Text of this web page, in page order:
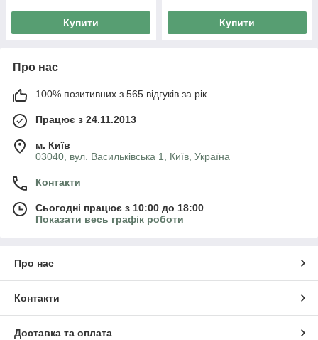
Купити Купити
Про нас
100% позитивних з 565 відгуків за рік
Працює з 24.11.2013
м. Київ
03040, вул. Васильківська 1, Київ, Україна
Контакти
Сьогодні працює з 10:00 до 18:00
Показати весь графік роботи
Про нас
Контакти
Доставка та оплата